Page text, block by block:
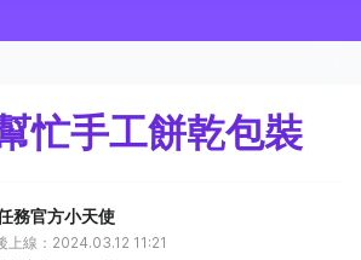
忙手工餅乾包裝
務官方小天使
上線：2024.03.12 11:21